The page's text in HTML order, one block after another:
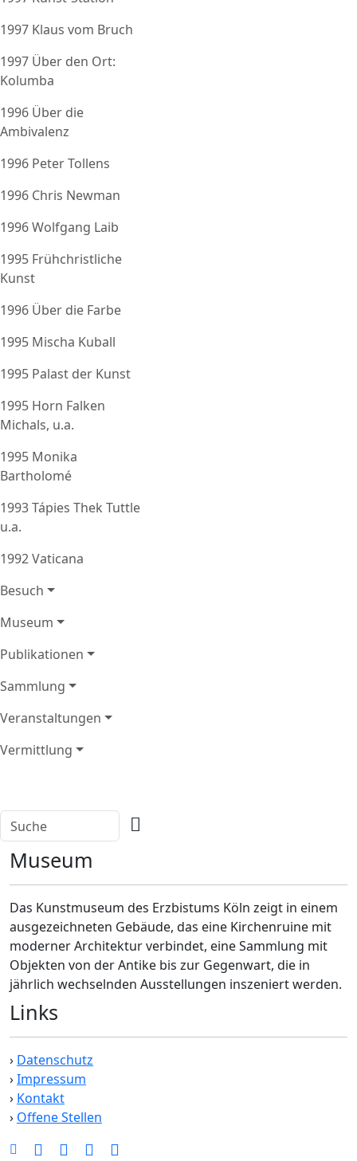
1997 Klaus vom Bruch
1997 Über den Ort:
Kolumba
1996 Über die
Ambivalenz
1996 Peter Tollens
1996 Chris Newman
1996 Wolfgang Laib
1995 Frühchristliche
Kunst
1996 Über die Farbe
1995 Mischa Kuball
1995 Palast der Kunst
1995 Horn Falken
Michals, u.a.
1995 Monika
Bartholomé
1993 Tápies Thek Tuttle
u.a.
1992 Vaticana
Besuch
Museum
Publikationen
Sammlung
Veranstaltungen
Vermittlung
Museum
Das Kunstmuseum des Erzbistums Köln zeigt in einem
ausgezeichneten Gebäude, das eine Kirchenruine mit
moderner Architektur verbindet, eine Sammlung mit
Objekten von der Antike bis zur Gegenwart, die in
jährlich wechselnden Ausstellungen inszeniert werden.
Links
› Datenschutz
›Impressum
› Kontakt
› Offene Stellen